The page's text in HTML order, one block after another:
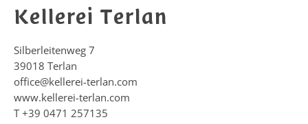
Kellerei Terlan
Silberleitenweg 7
39018 Terlan
office@kellerei-terlan.com
www.kellerei-terlan.com
T +39 0471 257135